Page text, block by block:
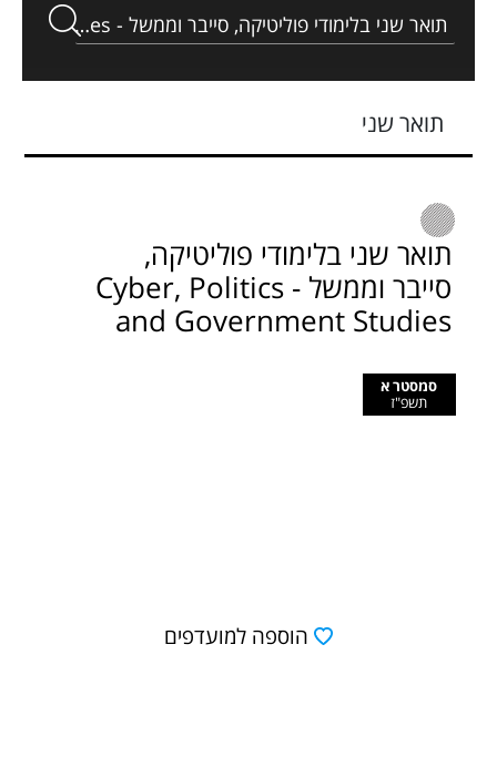
תואר שני
תואר שני בלימודי פוליטיקה,
סייבר וממשל - Cyber, Politics
and Government Studies
סמסטר א
תשפ"ז
הוספה למועדפים